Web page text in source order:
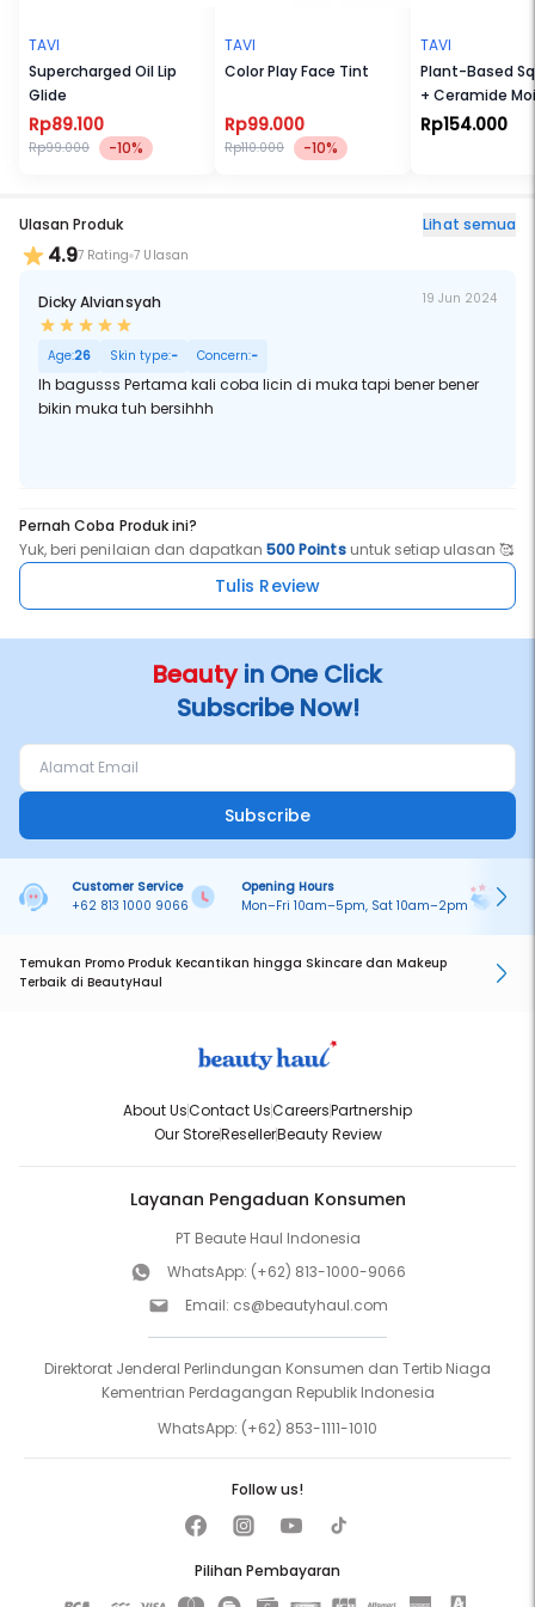
TAVI
Supercharged Oil Lip
Glide
Rp89.100
Rp99.000 -10%
TAVI
Color Play Face Tint
Rp99.000
Rp110.000 -10%
TAVI
Plant-Based
+ Ceramide
Boost Serum
Rp154.000
Ulasan Produk Lihat semua
4.97 Rating 7 Ulasan
Dicky Alviansyah 19 Jun 2024
Age:26 Skin type:- Concern:-
Ih bagusss Pertama kali coba licin di muka tapi bener bener
bikin muka tuh bersihhh
Pernah Coba Produk ini?
Yuk, beri penilaian dan dapatkan500 Pointsuntuk setiap ulasan 🥰
Tulis Review
Beautyin One Click
Subscribe Now!
Subscribe
Customer Service
+62 813 1000 9066
Opening Hours
Mon–Fri 10am–5pm, Sat 10am–2pm
Temukan Promo Produk Kecantikan hingga Skincare dan Makeup
Terbaik di BeautyHaul
About UsContact UsCareersPartnership
Our StoreResellerBeauty Review
Layanan Pengaduan Konsumen
PT Beaute Haul Indonesia
WhatsApp: (+62) 813-1000-9066
Email: cs@beautyhaul.com
Direktorat Jenderal Perlindungan Konsumen dan Tertib Niaga
Kementrian Perdagangan Republik Indonesia
WhatsApp: (+62) 853-1111-1010
Pilihan Pembayaran
Follow us!